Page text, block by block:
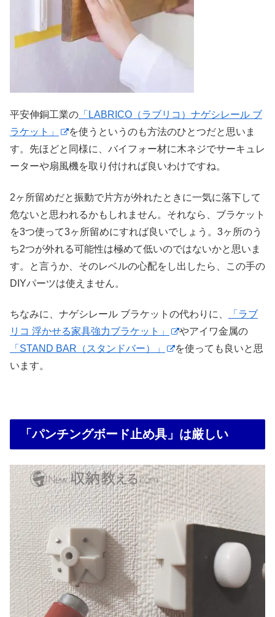
平安伸銅工業の 「LABRICO（ラブリコ）ナゲシレール ブ
ラケット」
を使うというのも方法のひとつだと思いま
す。先ほどと同様に、バイフォー材に木ネジでサーキュレ
ーターや扇風機を取り付ければ良いわけですね。
2ヶ所留めだと振動で片方が外れたときに一気に落下して
危ないと思われるかもしれません。それなら、ブラケット
を3つ使って3ヶ所留めにすれば良いでしょう。3ヶ所のう
ち2つが外れる可能性は極めて低いのではないかと思いま
す。と言うか、そのレベルの心配をし出したら、この手の
DIYパーツは使えません。
ちなみに、ナゲシレール ブラケットの代わりに、
「ラブ
リコ 浮かせる家具強力ブラケット」
やアイワ金属の
「STAND BAR（スタンドバー）」
を使っても良いと思
います。
「パンチングボード止め具」は厳しい